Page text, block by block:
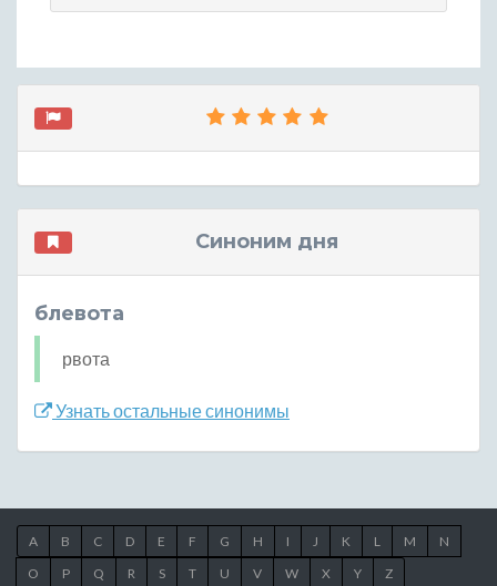
Синоним дня
блевота
рвота
Узнать остальные синонимы
A B C D E F G H I J K L M
N
O
P Q R S T U V W X Y Z